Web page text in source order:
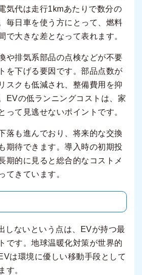
気代は走行1kmあたりで数分の
毎日車を使う方にとって、燃料
で大きな差となって表れます。
や排気系部品の点検などが不要
を下げる要因です。部品点数が
スクも低減され、整備費用を抑
EVの低ランニングコストは、家
って見逃せないポイントです。
落も進んでおり、将来的な交換
期待できます。導入時の初期投
期的に見ると総合的なコストメ
てきています。
しないという点は、EVが持つ最
です。地球温暖化対策が世界的
は環境に優しい移動手段として
す。